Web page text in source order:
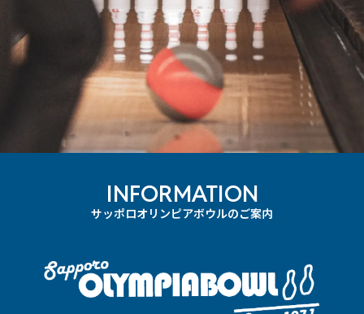
INFORMATION
サッポロオリンピアボウルのご案内